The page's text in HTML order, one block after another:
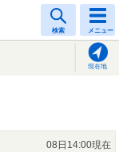
検索 メニュー
現在地
08日14:00現在